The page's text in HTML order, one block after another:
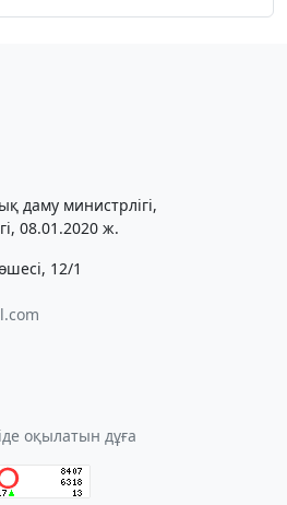
даму министрлігі,
08.01.2020 ж.
12/1
оқылатын дұға